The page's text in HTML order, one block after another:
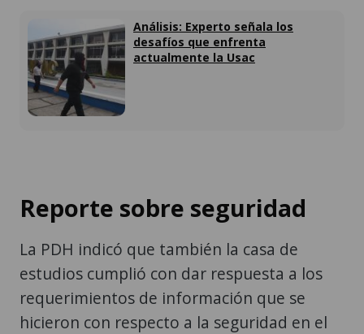
Análisis: Experto señala los
desafíos que enfrenta
actualmente la Usac
Reporte sobre seguridad
La PDH indicó que también la casa de
estudios cumplió con dar respuesta a los
requerimientos de información que se
hicieron con respecto a la seguridad en el